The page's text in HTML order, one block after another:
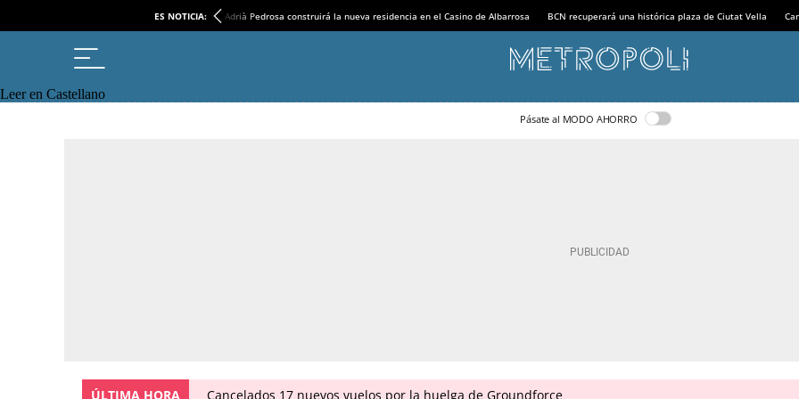
ES NOTICIA: Adrià Pedrosa construirá la nueva residencia en el Casino de Albarrosa BCN recuperará una histórica plaza de Ciutat Vella
Leer en Castellano
Pásate al MODO AHORRO
ÚLTIMA HORA Cancelados 17 nuevos vuelos por la huelga de Groundforce